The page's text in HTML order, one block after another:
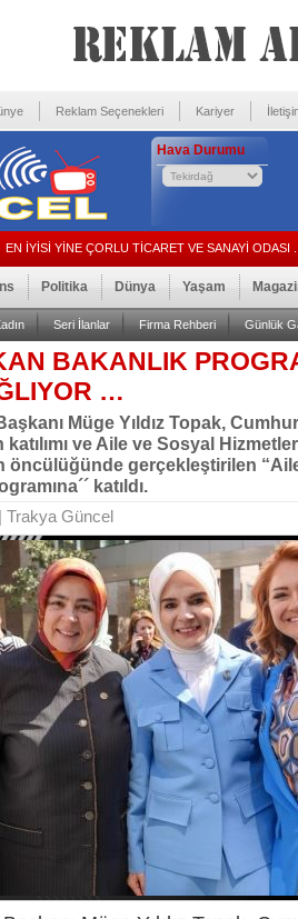
Reklam Seçenekleri Kariyer
Hava Durumu
EN İYİSİ YİNE ÇORLU TİCARET VE SANAYİ ODASI
Politika Dünya Yaşam
Seri İlanlar Firma Rehberi Günlük
BAKANLIK
…
Müge Yıldız Topak,
katılımı ve Aile ve Sosyal
öncülüğünde gerçekleştirilen
katıldı.
Trakya Güncel